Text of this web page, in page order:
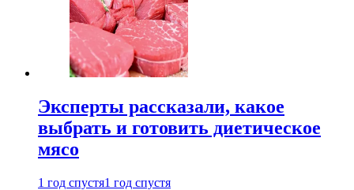
Эксперты рассказали, какое
выбрать и готовить диетическое
мясо
1 год спустя1 год спустя